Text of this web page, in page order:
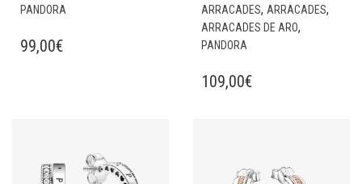
PANDORA
99,00€
ARRACADES, ARRACADES,
ARRACADES DE ARO,
PANDORA
109,00€